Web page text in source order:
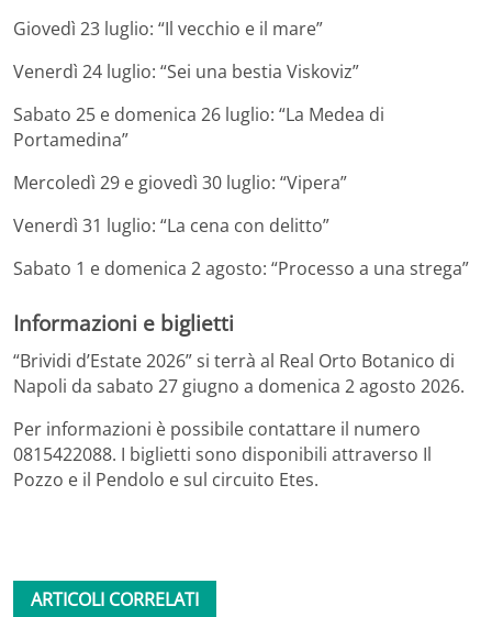
Giovedì 23 luglio: “Il vecchio e il mare”
Venerdì 24 luglio: “Sei una bestia Viskoviz”
Sabato 25 e domenica 26 luglio: “La Medea di
Portamedina”
Mercoledì 29 e giovedì 30 luglio: “Vipera”
Venerdì 31 luglio: “La cena con delitto”
Sabato 1 e domenica 2 agosto: “Processo a una strega”
Informazioni e biglietti
“Brividi d’Estate 2026” si terrà al Real Orto Botanico di
Napoli da sabato 27 giugno a domenica 2 agosto 2026.
Per informazioni è possibile contattare il numero
0815422088. I biglietti sono disponibili attraverso Il
Pozzo e il Pendolo e sul circuito Etes.
ARTICOLI CORRELATI